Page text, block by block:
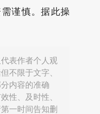
谨慎。据此操
表作者个人观
不限于文字、
内容的准确
性、及时性、
一时间告知删